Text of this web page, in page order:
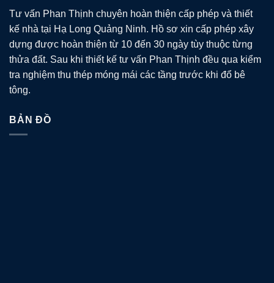
Tư vấn Phan Thịnh chuyên hoàn thiện cấp phép và thiết
kế nhà tại Hạ Long Quảng Ninh. Hồ sơ xin cấp phép xây
dựng được hoàn thiện từ 10 đến 30 ngày tùy thuộc từng
thửa đất. Sau khi thiết kế tư vấn Phan Thịnh đều qua kiểm
tra nghiệm thu thép móng mái các tầng trước khi đổ bê
tông.
BẢN ĐỒ